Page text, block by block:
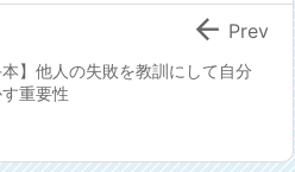
本】他人の失敗を教訓にして自分
重要性
 Prev